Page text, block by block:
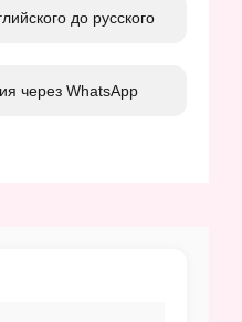
до русского
через WhatsApp